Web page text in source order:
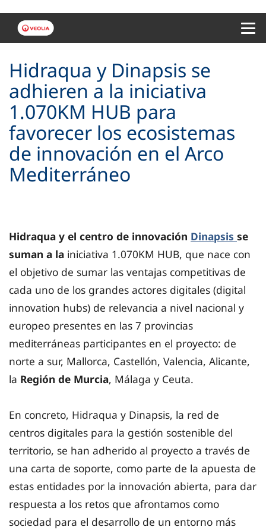
Hidraqua y Dinapsis se
adhieren a la iniciativa
1.070KM HUB para
favorecer los ecosistemas
de innovación en el Arco
Mediterráneo
Hidraqua y el centro de innovación Dinapsis se
suman a la iniciativa 1.070KM HUB, que nace con
el objetivo de sumar las ventajas competitivas de
cada uno de los grandes actores digitales (digital
innovation hubs) de relevancia a nivel nacional y
europeo presentes en las 7 provincias
mediterráneas participantes en el proyecto: de
norte a sur, Mallorca, Castellón, Valencia, Alicante,
la Región de Murcia, Málaga y Ceuta.
En concreto, Hidraqua y Dinapsis, la red de
centros digitales para la gestión sostenible del
territorio, se han adherido al proyecto a través de
una carta de soporte, como parte de la apuesta de
estas entidades por la innovación abierta, para dar
respuesta a los retos que afrontamos como
sociedad para el desarrollo de un entorno más